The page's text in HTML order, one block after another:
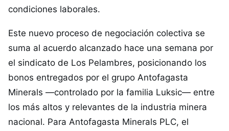
condiciones laborales.
Este nuevo proceso de negociación colectiva se
suma al acuerdo alcanzado hace una semana por
el sindicato de Los Pelambres, posicionando los
bonos entregados por el grupo Antofagasta
Minerals —controlado por la familia Luksic— entre
los más altos y relevantes de la industria minera
nacional. Para Antofagasta Minerals PLC, el